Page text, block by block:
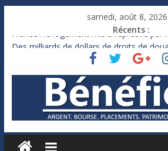
samedi, août 8, 2026
Récents :
France : le logement mis à l’épreuve par
Des milliards de dollars de droits de
Royaume-Uni : Andy Burnham recule sur
Xavier Niel, le milliardaire qui ne touche
Ruée des fortunes russes vers l’étranger